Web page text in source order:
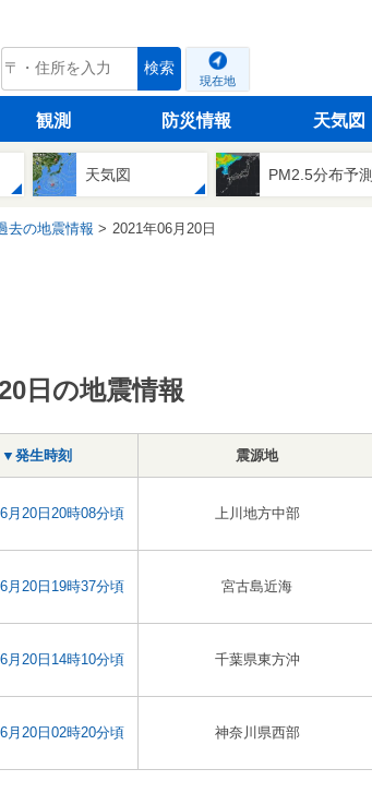
tenki.jp 検索
現在地
観測 防災情報 天気図
天気図 PM2.5分布予測
去の地震情報 2021年06月20日
日の地震情報
▼発生時刻 震源地
月20日20時08分頃 上川地方中部
月20日19時37分頃 宮古島近海
月20日14時10分頃 千葉県東方沖
月20日02時20分頃 神奈川県西部